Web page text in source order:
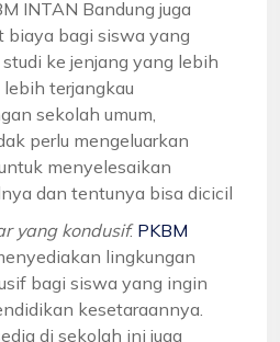
INTAN Bandung juga
biaya bagi siswa yang
ke jenjang yang lebih
terjangkau
sekolah umum,
perlu mengeluarkan
menyelesaikan
dan tentunya bisa dicicil
yang kondusif: PKBM
lingkungan
bagi siswa yang ingin
kesetaraannya.
di sekolah ini juga